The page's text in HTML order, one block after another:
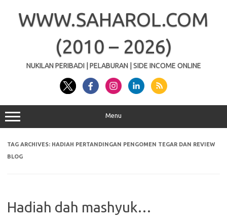
contentWWW.SAHAROL.COM
(2010 – 2026)
NUKILAN PERIBADI | PELABURAN | SIDE INCOME ONLINE
Menu
TAG ARCHIVES: HADIAH PERTANDINGAN PENGOMEN TEGAR DAN REVIEW
BLOG
Hadiah dah mashyuk…